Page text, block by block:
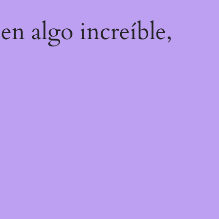
en algo increíble,